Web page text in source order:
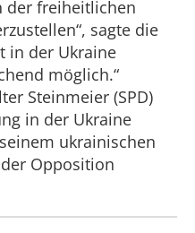
der freiheitlichen
sagte die
in der Ukraine
möglich.“
Steinmeier (SPD)
in der Ukraine
ukrainischen
Opposition